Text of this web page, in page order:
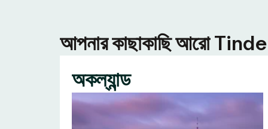
আপনার কাছাকাছি আরো
অকল্যান্ড